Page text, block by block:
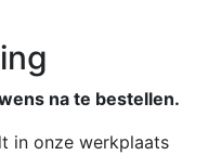
na te bestellen.
in onze werkplaats